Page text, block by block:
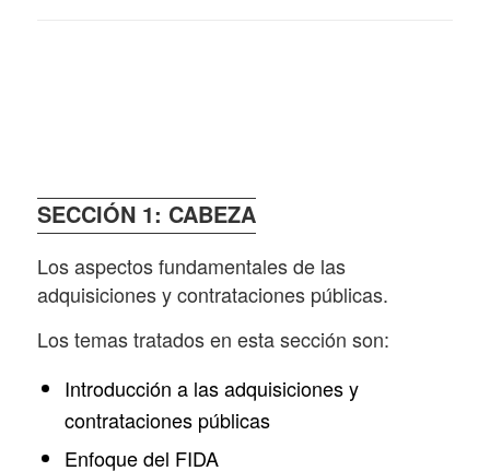
SECCIÓN 1: CABEZA
Los aspectos fundamentales de las
adquisiciones y contrataciones públicas.
Los temas tratados en esta sección son:
Introducción a las adquisiciones y
contrataciones públicas
Enfoque del FIDA